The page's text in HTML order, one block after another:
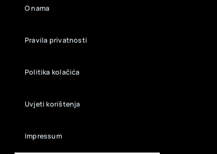
O nama
Pravila privatnosti
Politika kolačića
Uvjeti korištenja
Impressum